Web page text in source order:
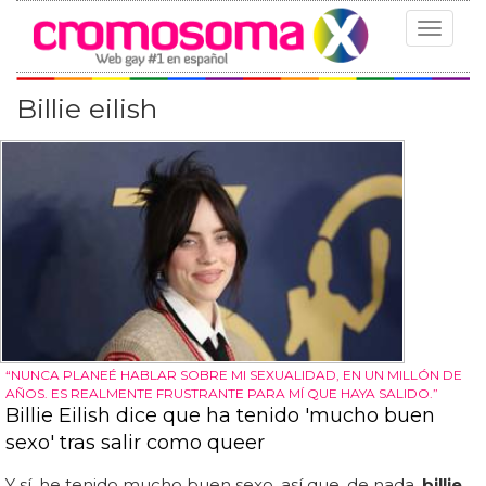
Toggle
Billie eilish
“NUNCA PLANEÉ HABLAR SOBRE MI SEXUALIDAD, EN UN MILLÓN DE
AÑOS. ES REALMENTE FRUSTRANTE PARA MÍ QUE HAYA SALIDO.”
Billie Eilish dice que ha tenido 'mucho buen
sexo' tras salir como queer